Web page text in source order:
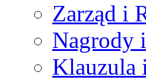
Zarząd i
Nagrody
Klauzula